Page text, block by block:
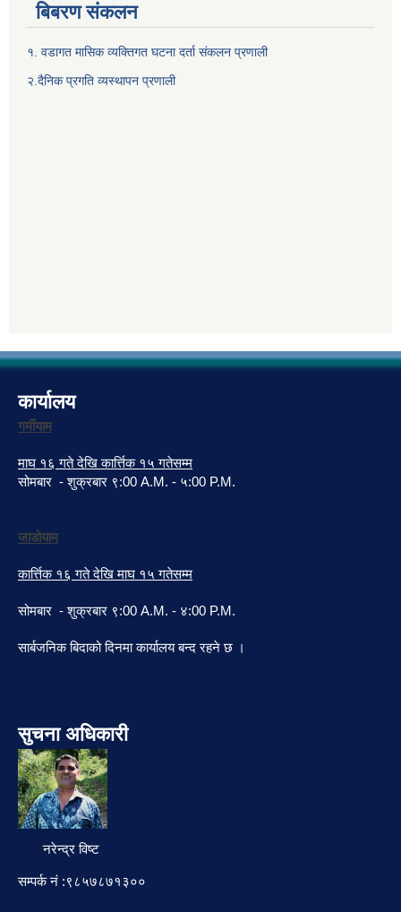
बिबरण संकलन
१. वडागत मासिक व्यक्तिगत घटना दर्ता संकलन प्रणाली
२.दैनिक प्रगति व्यस्थापन प्रणाली
कार्यालय
गर्मीयाम
माघ १६ गते देखि कार्त्तिक १५ गतेसम्म
सोमबार - शुक्रबार ९:00 A.M. - ५:00 P.M.
जाडोयाम
कार्त्तिक १६ गते देखि माघ १५ गतेसम्म
सोमबार - शुक्रबार ९:00 A.M. - ४:00 P.M.
सार्बजनिक बिदाको दिनमा कार्यालय बन्द रहने छ ।
सुचना अधिकारी
नरेन्द्र विष्ट
सम्पर्क नं :९८५७८७१३००